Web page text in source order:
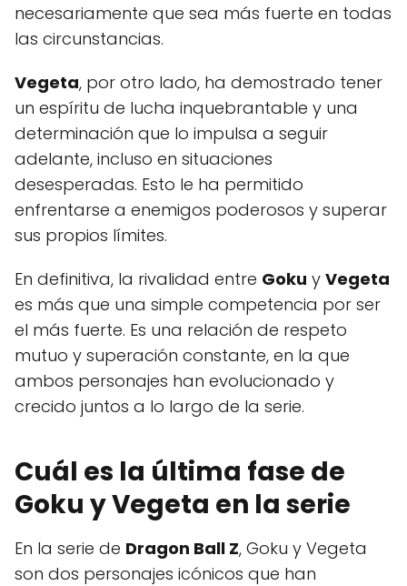
necesariamente que sea más fuerte en todas
las circunstancias.
Vegeta, por otro lado, ha demostrado tener
un espíritu de lucha inquebrantable y una
determinación que lo impulsa a seguir
adelante, incluso en situaciones
desesperadas. Esto le ha permitido
enfrentarse a enemigos poderosos y superar
sus propios límites.
En definitiva, la rivalidad entre Goku y Vegeta
es más que una simple competencia por ser
el más fuerte. Es una relación de respeto
mutuo y superación constante, en la que
ambos personajes han evolucionado y
crecido juntos a lo largo de la serie.
Cuál es la última fase de
Goku y Vegeta en la serie
En la serie de Dragon Ball Z, Goku y Vegeta
son dos personajes icónicos que han